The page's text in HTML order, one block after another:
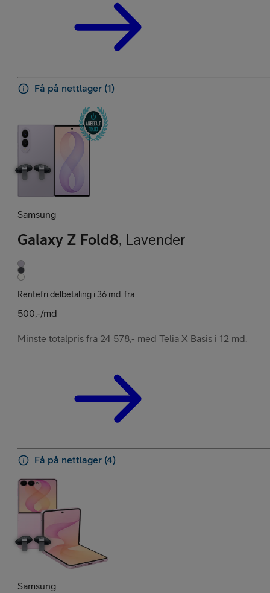
Få på nettlager (1)
Samsung
Galaxy Z Fold8, Lavender
Rentefri delbetaling i 36 md. fra
500,-/md
Minste totalpris fra 24 578,- med Telia X Basis i 12 md.
Få på nettlager (4)
Samsung